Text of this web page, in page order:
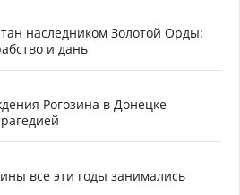
наследником Золотой Орды:
и дань
Рогозина в Донецке
все эти годы занимались